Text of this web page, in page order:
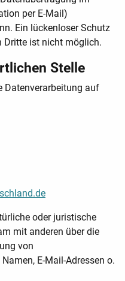
per E-Mail)
Ein lückenloser Schutz
Dritte ist nicht möglich.
Stelle
Datenverarbeitung auf
oder juristische
mit anderen über die
von
E-Mail-Adressen o.